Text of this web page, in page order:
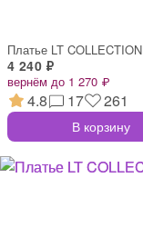
Платье LT COLLECTION
4 240 ₽
вернём до 1 270 ₽
4.8 17 261
В корзину